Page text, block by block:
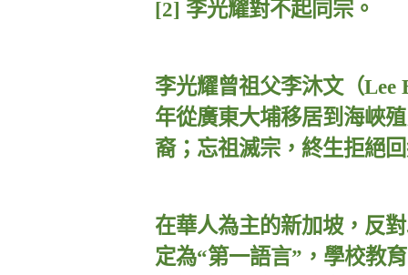
[2] 李光耀對不起同宗。
李光耀曾祖父李沐文（Lee
年從廣東大埔移居到海峽
裔；忘祖滅宗，終生拒絕
在華人為主的新加坡，反
定為“第一語言”，學校教